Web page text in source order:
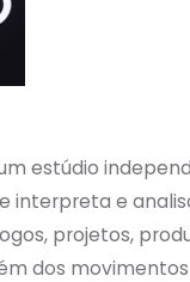
estúdio
interpreta e
projetos,
dos